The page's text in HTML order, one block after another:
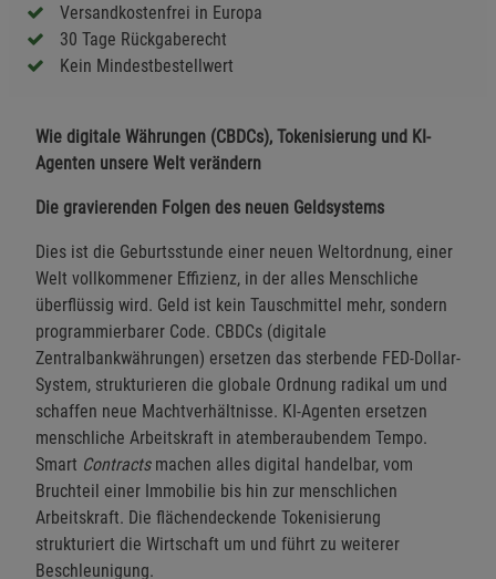
Versandkostenfrei in Europa
30 Tage Rückgaberecht
Kein Mindestbestellwert
Wie digitale Währungen (CBDCs), Tokenisierung und KI-
Agenten unsere Welt verändern
Die gravierenden Folgen des neuen Geldsystems
Dies ist die Geburtsstunde einer neuen Weltordnung, einer
Welt vollkommener Effizienz, in der alles Menschliche
überflüssig wird. Geld ist kein Tauschmittel mehr, sondern
programmierbarer Code. CBDCs (digitale
Zentralbankwährungen) ersetzen das sterbende FED-Dollar-
System, strukturieren die globale Ordnung radikal um und
schaffen neue Machtverhältnisse. KI-Agenten ersetzen
menschliche Arbeitskraft in atemberaubendem Tempo.
Smart Contractsmachen alles digital handelbar, vom
Bruchteil einer Immobilie bis hin zur menschlichen
Arbeitskraft. Die flächendeckende Tokenisierung
strukturiert die Wirtschaft um und führt zu weiterer
Beschleunigung.